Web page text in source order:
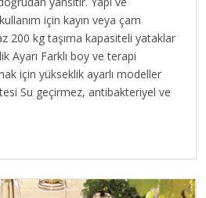
için kayın veya çam
200 kg taşıma kapasiteli yataklar
Ayarı Farklı boy ve terapi
için yükseklik ayarlı modeller
Su geçirmez, antibakteriyel ve